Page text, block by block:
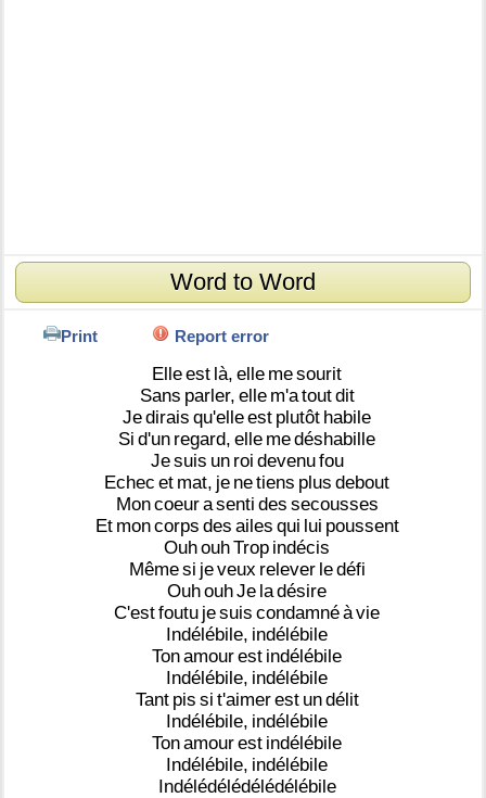
Word to Word
Print Report error
Elleest là, elle mesourit
Sans parler, elle m'atoutdit
Jedirais qu'elleest plutôt habile
Si d'un regard, elle medéshabille
Jesuis un roi devenufou
Echec et mat, je netiens plus debout
Moncoeurasenti des secousses
Et moncorps des ailes qui lui poussent
OuhouhTrop indécis
Mêmesi jeveux relever ledéfi
OuhouhJe ladésire
C'estfoutu jesuis condamnéàvie
Indélébile, indélébile
Tonamourest indélébile
Indélébile, indélébile
Tant pis si t'aimerest undélit
Indélébile, indélébile
Tonamourest indélébile
Indélébile, indélébile
Indélédélédélédélébile